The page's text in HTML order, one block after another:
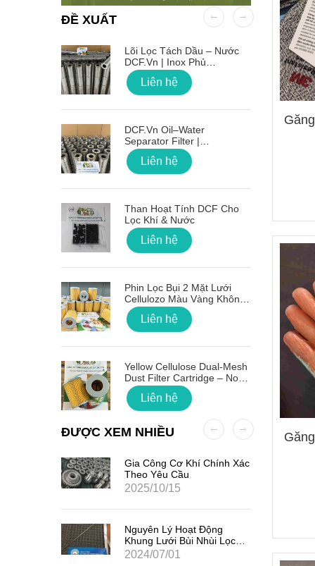
ĐỀ XUẤT
Lõi Lọc Tách Dầu – Nước
DCF.vn | Inox Phủ
PTFE/Teflon
Liên hệ
DCF.vn Oil–Water
Separator Filter |
PTFE/Teflon‑Coated
Stainless Steel
Liên hệ
Than Hoạt Tính DCF Cho
Lọc Khí & Nước
Liên hệ
Phin Lọc Bụi 2 Mặt Lưới
Cellulozo Màu Vàng Không
Ron
Liên hệ
Yellow Cellulose Dual-Mesh
Dust Filter Cartridge – No
Gasket
Liên hệ
ĐƯỢC XEM NHIỀU
Gia Công Cơ Khí Chính Xác
Theo Yêu Cầu
2025/10/15
Nguyên Lý Hoạt Động
Khung Lưới Bùi Nhùi Lọc
Tách Hơi Dầu
2024/07/01